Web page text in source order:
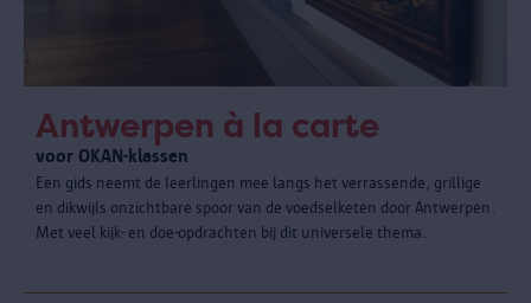
Antwerpen à la carte
voor OKAN-klassen
Een gids neemt de leerlingen mee langs het verrassende, grillige
en dikwijls onzichtbare spoor van de voedselketen door Antwerpen.
Met veel kijk- en doe-opdrachten bij dit universele thema.